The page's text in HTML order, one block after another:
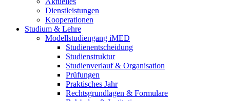
Dienstleistungen
Kooperationen
Studium & Lehre
Modellstudiengang iMED
Studienentscheidung
Studienstruktur
Studienverlauf & Organisation
Prüfungen
Praktisches Jahr
Rechtsgrundlagen & Formulare